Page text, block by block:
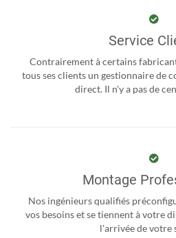
Service
Contrairement à certains
tous ses clients un gestionnaire de
direct. Il n'y a pas de
Montage
Nos ingénieurs qualifiés
vos besoins et se tiennent à votre
l'arrivée de votre